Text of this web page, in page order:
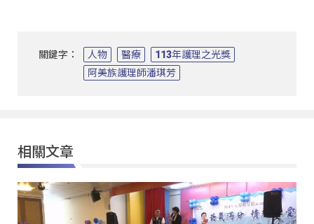
關鍵字： 人物 醫療
113年護理之光獎
阿美族護理師潘琪芳
相關文章